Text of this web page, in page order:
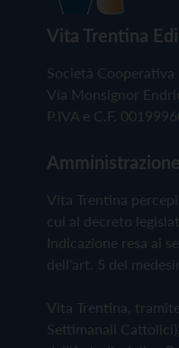
Vita Trentina
Società Cooperativa
Via Monsignor
P.IVA e C.F.
Vita Trentina
cui al decreto
Indicazione resa ai
dell'art. 5 del
Vita Trentina,
Settimanali